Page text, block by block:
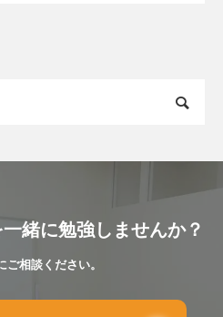
緒に勉強しませんか？
ご相談ください。